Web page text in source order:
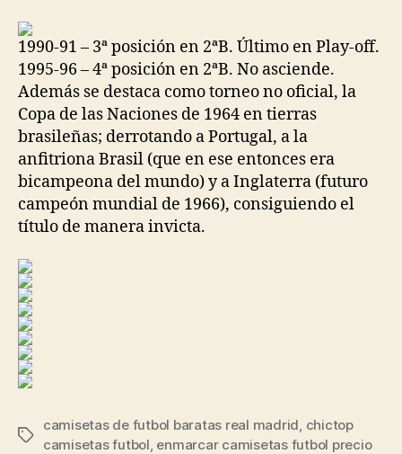
1990-91 – 3ª posición en 2ªB. Último en Play-off.
1995-96 – 4ª posición en 2ªB. No asciende.
Además se destaca como torneo no oficial, la
Copa de las Naciones de 1964 en tierras
brasileñas; derrotando a Portugal, a la
anfitriona Brasil (que en ese entonces era
bicampeona del mundo) y a Inglaterra (futuro
campeón mundial de 1966), consiguiendo el
título de manera invicta.
Etiquetas
camisetas de futbol baratas real madrid chictop
camisetas futbol enmarcar camisetas futbol precio